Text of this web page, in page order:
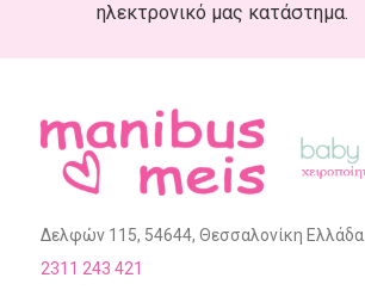
ηλεκτρονικό μας κατάστημα.
Δελφών 115, 54644, Θεσσαλονίκη Ελλάδα
2311 243 421